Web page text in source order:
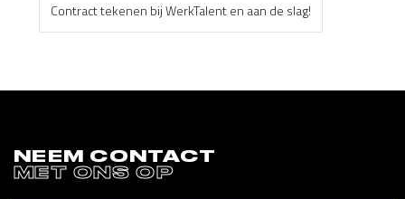
Contract tekenen bij WerkTalent en aan de slag!
NEEM CONTACT
MET ONS OP